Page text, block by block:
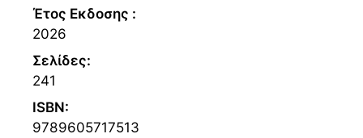
Έτος Εκδοσης :
2026
Σελίδες:
241
ISBN:
9789605717513